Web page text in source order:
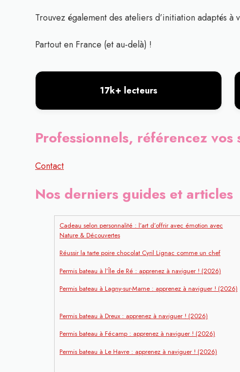
Trouvez également des ateliers d’initiation adaptés
Partout en France (et au-delà) !
17k+ lecteurs
Professionnels, référencez vos
Contact
Nos derniers guides et articles
Cadeau selon personnalité : l’art d’offrir avec émotion avec
Nature & Découvertes
Réussir la tarte poire chocolat Cyril Lignac comme un chef
Permis bateau à l’Île de Ré : apprenez à naviguer ! (2026)
Permis bateau à Lagny-sur-Marne : apprenez à naviguer ! (2026)
Permis bateau à Dreux : apprenez à naviguer ! (2026)
Permis bateau à Fécamp : apprenez à naviguer ! (2026)
Permis bateau à Le Havre : apprenez à naviguer ! (2026)